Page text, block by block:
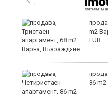
m2
EUR
86 m2